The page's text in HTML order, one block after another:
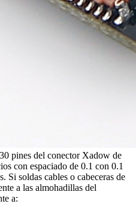
pines del conector Xadow de
con espaciado de 0.1 con 0.1
Si soldas cables o cabeceras de
a las almohadillas del
a: